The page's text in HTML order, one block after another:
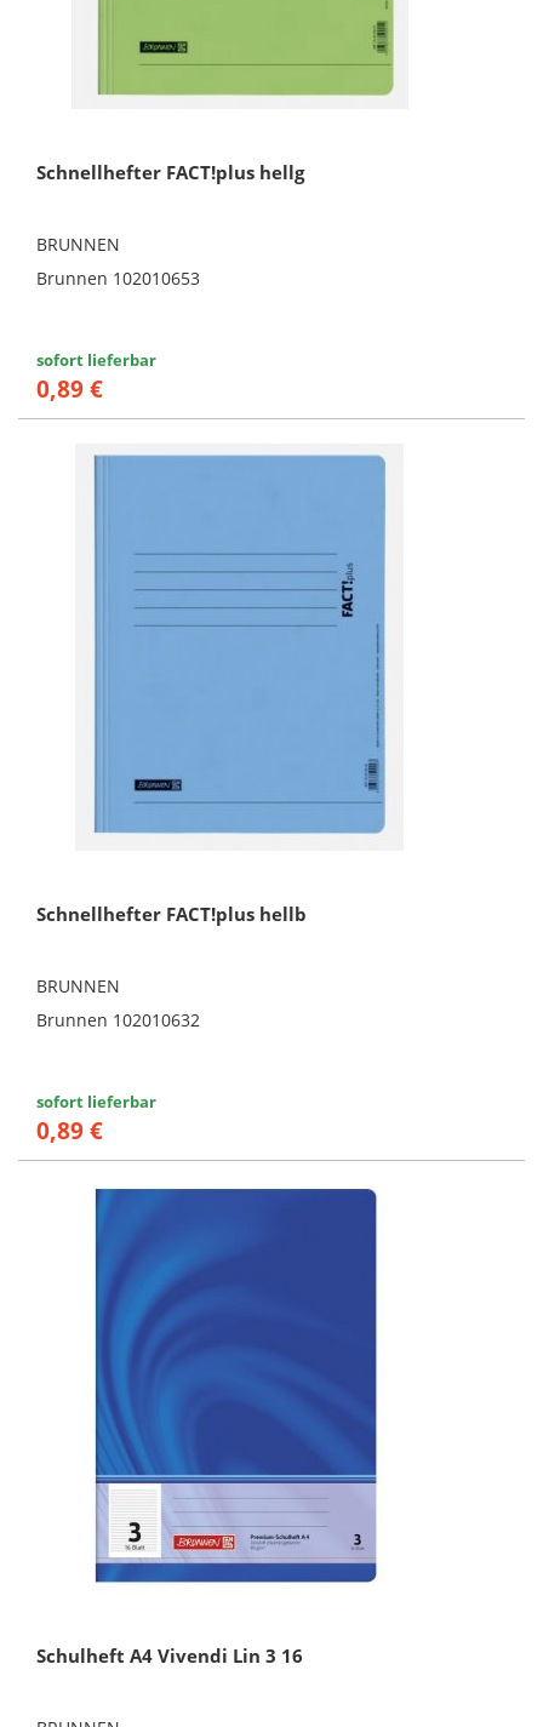
Schnellhefter FACT!plus hellg
BRUNNEN
Brunnen 102010653
sofort lieferbar
0,89 €
Schnellhefter FACT!plus hellb
BRUNNEN
Brunnen 102010632
sofort lieferbar
0,89 €
Schulheft A4 Vivendi Lin 3 16